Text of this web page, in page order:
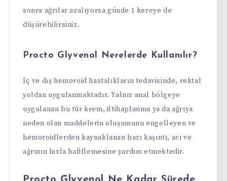
sonra ağrılar azalıyorsa günde 1 kereye de
düşürebilirsiniz.
Procto Glyvenol Nerelerde Kullanılır?
İç ve dış hemoroid hastalıkların tedavisinde, rektal
yoldan uygulanmaktadır. Yalnız anal bölgeye
uygulanan bu tür krem, iltihaplanma ya da ağrıya
neden olan maddelerin oluşumunu engelleyen ve
hemoroidlerden kaynaklanan bazı kaşıntı, acı ve
ağrının hızla hafiflemesine yardım etmektedir.